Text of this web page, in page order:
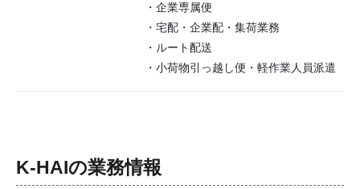
・企業専属便
・宅配・企業配・集荷業務
・ルート配送
・小荷物引っ越し便・軽作業人員派遣
K-HAIの業務情報